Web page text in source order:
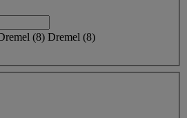
(8) Dremel (8)